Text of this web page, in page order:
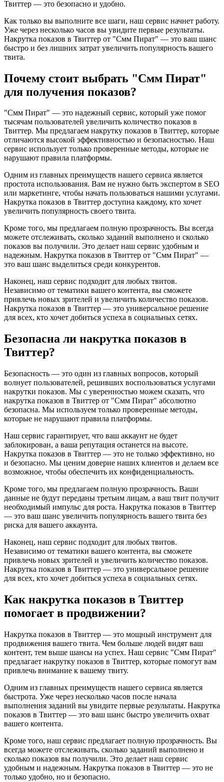
Твиттер — это безопасно и удобно.
Как только вы выполните все шаги, наш сервис начнет работу.
Уже через несколько часов вы увидите первые результаты.
Накрутка показов в Твиттер от "Смм Пират" — это ваш шанс
быстро и без лишних затрат увеличить популярность вашего
твита.
Почему стоит выбрать "Смм Пират"
для получения показов?
"Смм Пират" — это надежный сервис, который уже помог
тысячам пользователей увеличить количество показов в
Твиттер. Мы предлагаем накрутку показов в Твиттер, которые
отличаются высокой эффективностью и безопасностью. Наш
сервис использует только проверенные методы, которые не
нарушают правила платформы.
Одним из главных преимуществ нашего сервиса является
простота использования. Вам не нужно быть экспертом в SEO
или маркетинге, чтобы начать пользоваться нашими услугами.
Накрутка показов в Твиттер доступна каждому, кто хочет
увеличить популярность своего твита.
Кроме того, мы предлагаем полную прозрачность. Вы всегда
можете отслеживать, сколько заданий выполнено и сколько
показов вы получили. Это делает наш сервис удобным и
надежным. Накрутка показов в Твиттер от "Смм Пират" —
это ваш шанс выделиться среди конкурентов.
Наконец, наш сервис подходит для любых твитов.
Независимо от тематики вашего контента, вы сможете
привлечь новых зрителей и увеличить количество показов.
Накрутка показов в Твиттер — это универсальное решение
для всех, кто хочет добиться успеха в социальных сетях.
Безопасна ли накрутка показов в
Твиттер?
Безопасность — это один из главных вопросов, который
волнует пользователей, решивших воспользоваться услугами
накрутки показов. Мы с уверенностью можем сказать, что
накрутка показов в Твиттер от "Смм Пират" абсолютно
безопасна. Мы используем только проверенные методы,
которые не нарушают правила платформы.
Наш сервис гарантирует, что ваш аккаунт не будет
заблокирован, а ваша репутация останется на высоте.
Накрутка показов в Твиттер — это не только эффективно, но
и безопасно. Мы ценим доверие наших клиентов и делаем все
возможное, чтобы обеспечить их конфиденциальность.
Кроме того, мы предлагаем полную прозрачность. Ваши
данные не будут переданы третьим лицам, а ваш твит получит
необходимый импульс для роста. Накрутка показов в Твиттер
— это ваш шанс увеличить популярность вашего твита без
риска для вашего аккаунта.
Наконец, наш сервис подходит для любых твитов.
Независимо от тематики вашего контента, вы сможете
привлечь новых зрителей и увеличить количество показов.
Накрутка показов в Твиттер — это универсальное решение
для всех, кто хочет добиться успеха в социальных сетях.
Как накрутка показов в Твиттер
помогает в продвижении?
Накрутка показов в Твиттер — это мощный инструмент для
продвижения вашего твита. Чем больше людей видят ваш
контент, тем выше шансы на успех. Наш сервис "Смм Пират"
предлагает накрутку показов в Твиттер, которые помогут вам
привлечь внимание к вашему твиту.
Одним из главных преимуществ нашего сервиса является
быстрота. Уже через несколько часов после начала
выполнения заданий вы увидите первые результаты. Накрутка
показов в Твиттер — это ваш шанс быстро увеличить охват
вашего контента.
Кроме того, наш сервис предлагает полную прозрачность. Вы
всегда можете отслеживать, сколько заданий выполнено и
сколько показов вы получили. Это делает наш сервис
удобным и надежным. Накрутка показов в Твиттер — это не
только удобно, но и безопасно.